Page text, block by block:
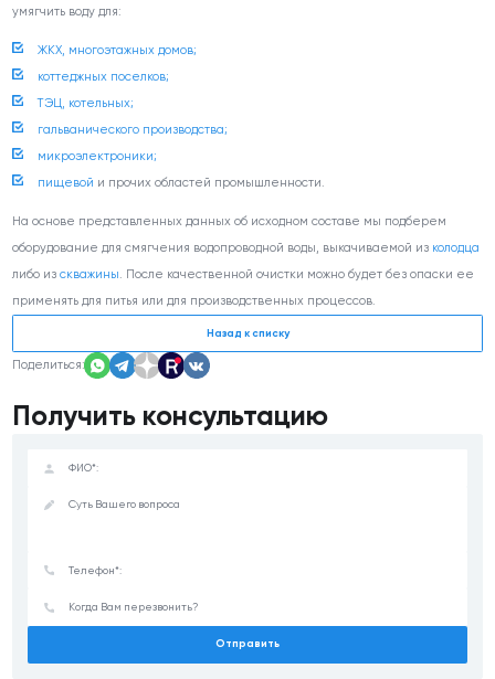
умягчить воду для:
ЖКХ, многоэтажных домов;
коттеджных поселков;
ТЭЦ, котельных;
гальванического производства;
микроэлектроники;
пищевой и прочих областей промышленности.
На основе представленных данных об исходном составе мы подберем
оборудование для смягчения водопроводной воды, выкачиваемой из колодца
либо изскважины. После качественной очистки можно будет без опаски ее
применять для питья или для производственных процессов.
Назад к списку
Поделиться:
Получить консультацию
Отправить